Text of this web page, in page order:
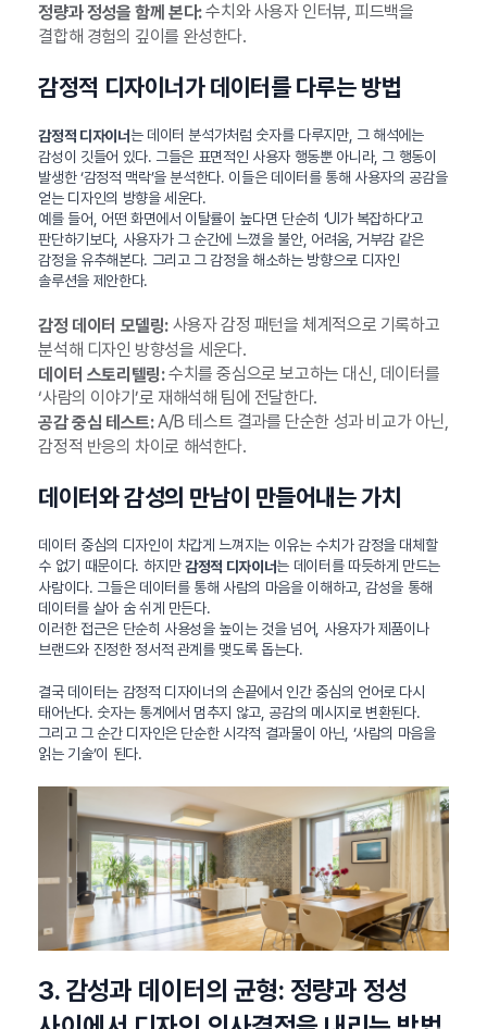
정량과 정성을 함께 본다:수치와 사용자 인터뷰, 피드백을
결합해 경험의 깊이를 완성한다.
감정적 디자이너가 데이터를 다루는 방법
감정적 디자이너는 데이터 분석가처럼 숫자를 다루지만, 그 해석에는
감성이 깃들어 있다. 그들은 표면적인 사용자 행동뿐 아니라, 그 행동이
발생한 ‘감정적 맥락’을 분석한다. 이들은 데이터를 통해 사용자의 공감을
얻는 디자인의 방향을 세운다.
예를 들어, 어떤 화면에서 이탈률이 높다면 단순히 ‘UI가 복잡하다’고
판단하기보다, 사용자가 그 순간에 느꼈을 불안, 어려움, 거부감 같은
감정을 유추해본다. 그리고 그 감정을 해소하는 방향으로 디자인
솔루션을 제안한다.
감정 데이터 모델링:사용자 감정 패턴을 체계적으로 기록하고
분석해 디자인 방향성을 세운다.
데이터 스토리텔링:수치를 중심으로 보고하는 대신, 데이터를
‘사람의 이야기’로 재해석해 팀에 전달한다.
공감 중심 테스트:A/B 테스트 결과를 단순한 성과 비교가 아닌,
감정적 반응의 차이로 해석한다.
데이터와 감성의 만남이 만들어내는 가치
데이터 중심의 디자인이 차갑게 느껴지는 이유는 수치가 감정을 대체할
수 없기 때문이다. 하지만감정적 디자이너는 데이터를 따듯하게 만드는
사람이다. 그들은 데이터를 통해 사람의 마음을 이해하고, 감성을 통해
데이터를 살아 숨 쉬게 만든다.
이러한 접근은 단순히 사용성을 높이는 것을 넘어, 사용자가 제품이나
브랜드와 진정한 정서적 관계를 맺도록 돕는다.
결국 데이터는 감정적 디자이너의 손끝에서 인간 중심의 언어로 다시
태어난다. 숫자는 통계에서 멈추지 않고, 공감의 메시지로 변환된다.
그리고 그 순간 디자인은 단순한 시각적 결과물이 아닌, ‘사람의 마음을
읽는 기술’이 된다.
3. 감성과 데이터의 균형: 정량과 정성